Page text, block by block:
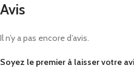
Avis
Il n’y a pas encore d’avis.
Soyez le premier à laisser votre